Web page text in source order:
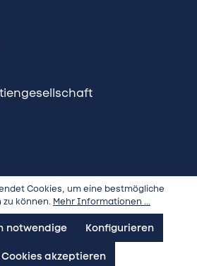
Cookies, um eine bestmögliche
zu können. Mehr Informationen ...
notwendige Konfigurieren
Cookies akzeptieren